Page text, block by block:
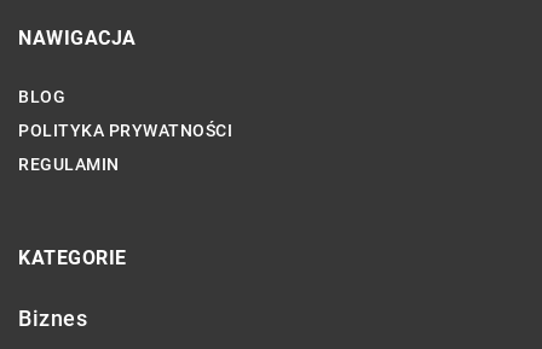
NAWIGACJA
BLOG
POLITYKA PRYWATNOŚCI
REGULAMIN
KATEGORIE
Biznes